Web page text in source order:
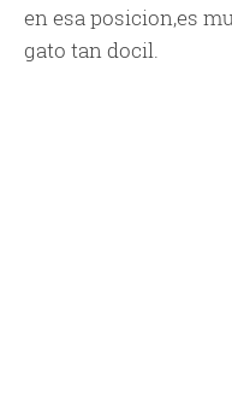
en esa posicion,es
gato tan docil.